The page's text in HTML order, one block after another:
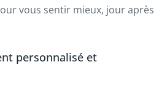
vous sentir mieux, jour après
personnalisé et